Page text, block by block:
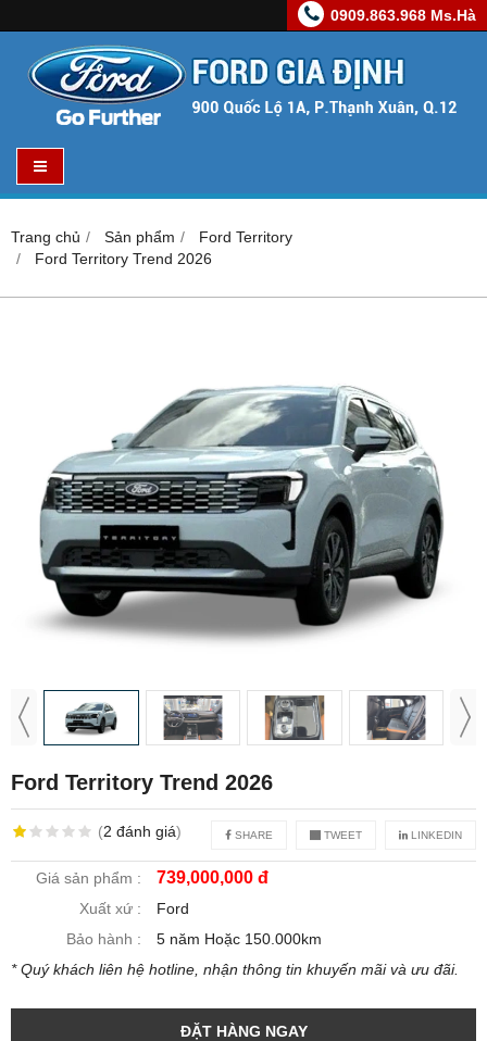
0909.863.968 Ms.Hà
Trang chủ Sản phẩm
Ford Territory
Ford Territory Trend 2026
Ford Territory Trend 2026
(2 đánh giá) SHARE TWEET LINKEDIN
Giá sản phẩm : 739,000,000 đ
Xuất xứ :
Ford
Bảo hành :
5 năm Hoặc 150.000km
* Quý khách liên hệ hotline, nhận thông tin khuyến mãi và ưu đãi.
ĐẶT HÀNG NGAY